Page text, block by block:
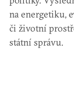
na energetiku,
či životní
státní správu.